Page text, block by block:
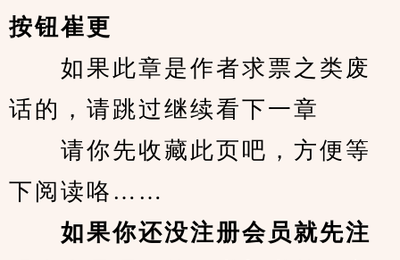
按钮崔更
如果此章是作者求票之类废
话的，请跳过继续看下一章
请你先收藏此页吧，方便等
下阅读咯……
如果你还没注册会员就先注